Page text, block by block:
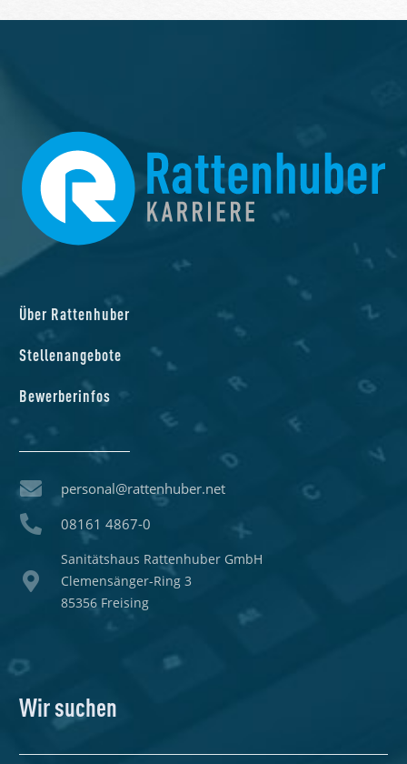
Über Rattenhuber
Stellenangebote
Bewerberinfos
personal@rattenhuber.net
08161 4867-0
Sanitätshaus Rattenhuber GmbH
Clemensänger-Ring 3
85356 Freising
Wir suchen